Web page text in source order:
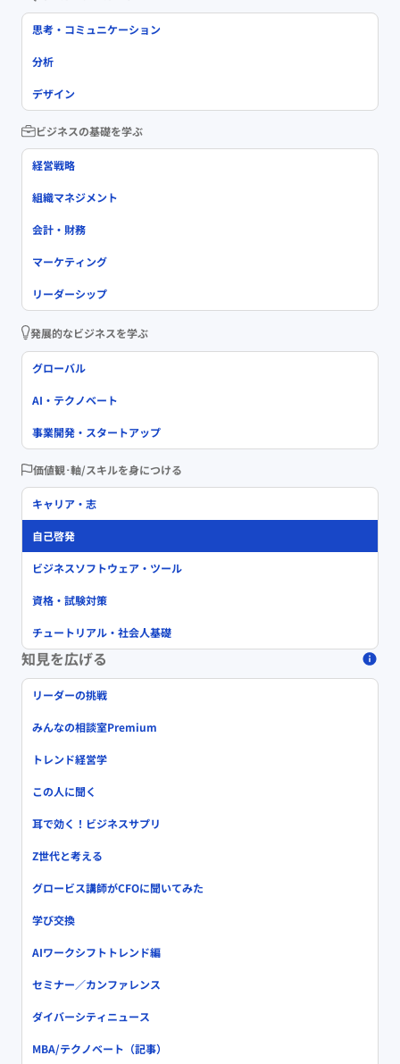
思考・コミュニケーション
分析
デザイン
ビジネスの基礎を学ぶ
経営戦略
組織マネジメント
会計・財務
マーケティング
リーダーシップ
発展的なビジネスを学ぶ
グローバル
AI・テクノベート
事業開発・スタートアップ
価値観･軸/スキルを身につける
キャリア・志
自己啓発
ビジネスソフトウェア・ツール
資格・試験対策
チュートリアル・社会人基礎
知見を広げる
リーダーの挑戦
みんなの相談室Premium
トレンド経営学
この人に聞く
耳で効く！ビジネスサプリ
Z世代と考える
グロービス講師がCFOに聞いてみた
学び交換
AIワークシフトトレンド編
セミナー／カンファレンス
ダイバーシティニュース
MBA/テクノベート（記事）